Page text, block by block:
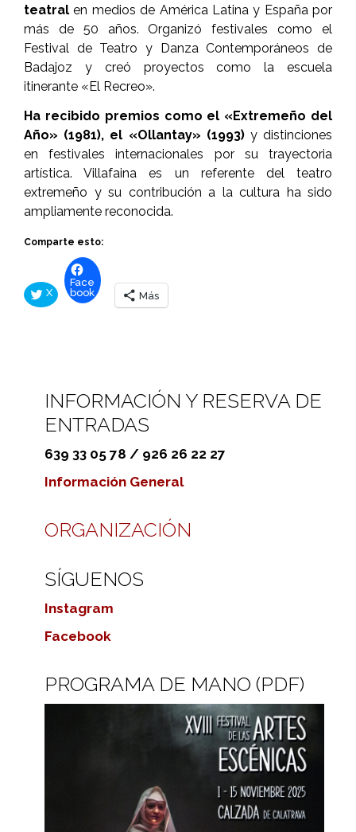
teatral en medios de América Latina y España por
más de 50 años. Organizó festivales como el
Festival de Teatro y Danza Contemporáneos de
Badajoz y creó proyectos como la escuela
itinerante «El Recreo».
Ha recibido premios como el «Extremeño del
Año» (1981), el «Ollantay» (1993)y distinciones
en festivales internacionales por su trayectoria
artística. Villafaina es un referente del teatro
extremeño y su contribución a la cultura ha sido
ampliamente reconocida.
Comparte esto:
X
Face
book
Más
INFORMACIÓN Y RESERVA DE
ENTRADAS
639 33 05 78 / 926 26 22 27
Información General
ORGANIZACIÓN
SÍGUENOS
Instagram
Facebook
PROGRAMA DE MANO (PDF)